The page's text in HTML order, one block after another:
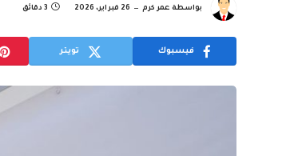
بواسطة عمر كرم 26 فبراير، 2026 3 دقائق
فيسبوك تويتر